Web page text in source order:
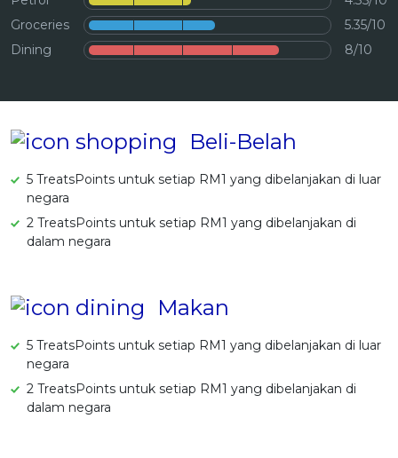
Promo OCBC - Hadiah Pilihan Anda
Artikel Terkini
Pinjaman Peribadi
Pelaburan
Pinjaman Kereta
Gaya Hidup
Promo RHB Bank Kad Kredit
Groceries
5.35/10
Dining
8/10
Beli-Belah
5 TreatsPoints untuk setiap RM1 yang dibelanjakan di luar
negara
2 TreatsPoints untuk setiap RM1 yang dibelanjakan di
dalam negara
Makan
5 TreatsPoints untuk setiap RM1 yang dibelanjakan di luar
negara
2 TreatsPoints untuk setiap RM1 yang dibelanjakan di
dalam negara